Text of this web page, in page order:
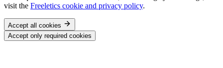
visit the Freeletics cookie and privacy policy.
Accept all cookies
Accept only required cookies